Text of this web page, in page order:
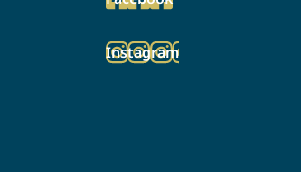
(siirryt
palveluun)
Instagram
(siirryt